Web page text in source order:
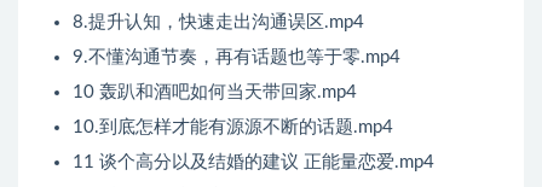
8.提升认知，快速走出沟通误区.mp4
9.不懂沟通节奏，再有话题也等于零.mp4
10 轰趴和酒吧如何当天带回家.mp4
10.到底怎样才能有源源不断的话题.mp4
11 谈个高分以及结婚的建议 正能量恋爱.mp4